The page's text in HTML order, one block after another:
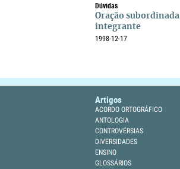
Dúvidas
Oração subordinada
integrante
1998-12-17
Artigos
ACORDO ORTOGRÁFICO
ANTOLOGIA
CONTROVÉRSIAS
DIVERSIDADES
ENSINO
GLOSSÁRIOS